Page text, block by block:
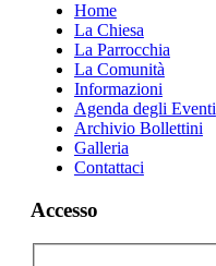
Home
La Chiesa
La Parrocchia
La Comunità
Informazioni
Agenda degli Eventi
Archivio Bollettini
Galleria
Contattaci
Accesso